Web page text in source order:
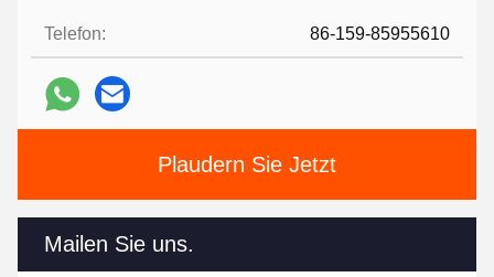
Telefon: 86-159-85955610
Plaudern Sie Jetzt
Mailen Sie uns.